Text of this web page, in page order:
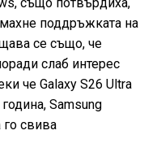
поддръжката на
се също, че
слаб интерес
че Galaxy S26 Ultra
Samsung
свива